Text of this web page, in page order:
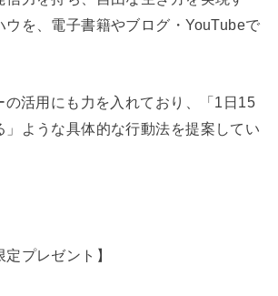
ウを、電子書籍やブログ・YouTubeで
の活用にも力を入れており、「1日15
」ような具体的な行動法を提案してい
定プレゼント】